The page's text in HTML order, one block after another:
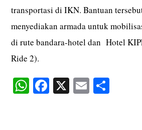
transportasi di IKN. Bantuan
menyediakan armada untuk
di rute bandara-hotel dan Hotel
Ride 2).
W Fa X E